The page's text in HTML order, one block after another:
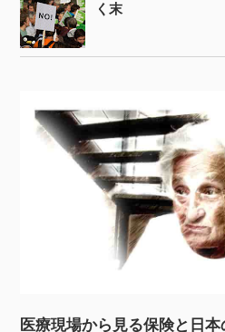
く末
医療現場から見る保険と日